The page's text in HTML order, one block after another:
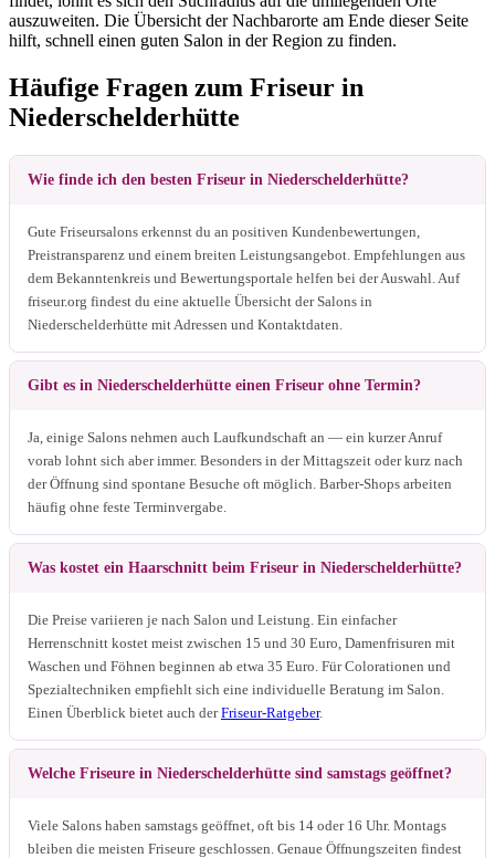
auszuweiten. Die Übersicht der Nachbarorte am Ende dieser Seite
hilft, schnell einen guten Salon in der Region zu finden.
Häufige Fragen zum Friseur in
Niederschelderhütte
Wie finde ich den besten Friseur in Niederschelderhütte?
Gute Friseursalons erkennst du an positiven Kundenbewertungen,
Preistransparenz und einem breiten Leistungsangebot. Empfehlungen aus
dem Bekanntenkreis und Bewertungsportale helfen bei der Auswahl. Auf
friseur.org findest du eine aktuelle Übersicht der Salons in
Niederschelderhütte mit Adressen und Kontaktdaten.
Gibt es in Niederschelderhütte einen Friseur ohne Termin?
Ja, einige Salons nehmen auch Laufkundschaft an — ein kurzer Anruf
vorab lohnt sich aber immer. Besonders in der Mittagszeit oder kurz nach
der Öffnung sind spontane Besuche oft möglich. Barber-Shops arbeiten
häufig ohne feste Terminvergabe.
Was kostet ein Haarschnitt beim Friseur in Niederschelderhütte?
Die Preise variieren je nach Salon und Leistung. Ein einfacher
Herrenschnitt kostet meist zwischen 15 und 30 Euro, Damenfrisuren mit
Waschen und Föhnen beginnen ab etwa 35 Euro. Für Colorationen und
Spezialtechniken empfiehlt sich eine individuelle Beratung im Salon.
Einen Überblick bietet auch derFriseur-Ratgeber.
Welche Friseure in Niederschelderhütte sind samstags geöffnet?
Viele Salons haben samstags geöffnet, oft bis 14 oder 16 Uhr. Montags
bleiben die meisten Friseure geschlossen. Genaue Öffnungszeiten findest